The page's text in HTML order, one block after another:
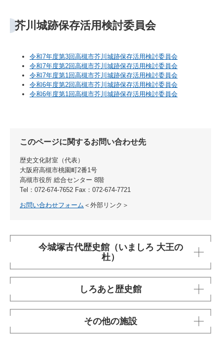
芥川城跡保存活用検討委員会
令和7年度第3回高槻市芥川城跡保存活用検討委員会
令和7年度第2回高槻市芥川城跡保存活用検討委員会
令和7年度第1回高槻市芥川城跡保存活用検討委員会
令和6年度第2回高槻市芥川城跡保存活用検討委員会
令和6年度第1回高槻市芥川城跡保存活用検討委員会
このページに関するお問い合わせ先
歴史文化財室
代表
大阪府高槻市桃園町2番1号
高槻市役所 総合センター 8階
Tel：072-674-7652 Fax：072-674-7721
お問い合わせフォーム ＜外部リンク＞
今城塚古代歴史館（いましろ 大王の
杜）
しろあと歴史館
その他の施設